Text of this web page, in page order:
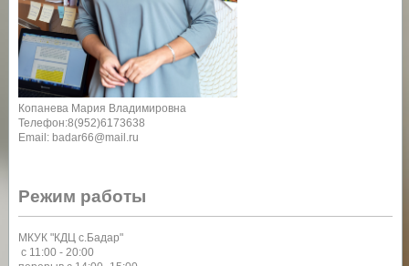
Копанева Мария Владимировна
Телефон:8(952)6173638
Email: badar66@mail.ru
Режим работы
МКУК "КДЦ с.Бадар"
с 11:00 - 20:00